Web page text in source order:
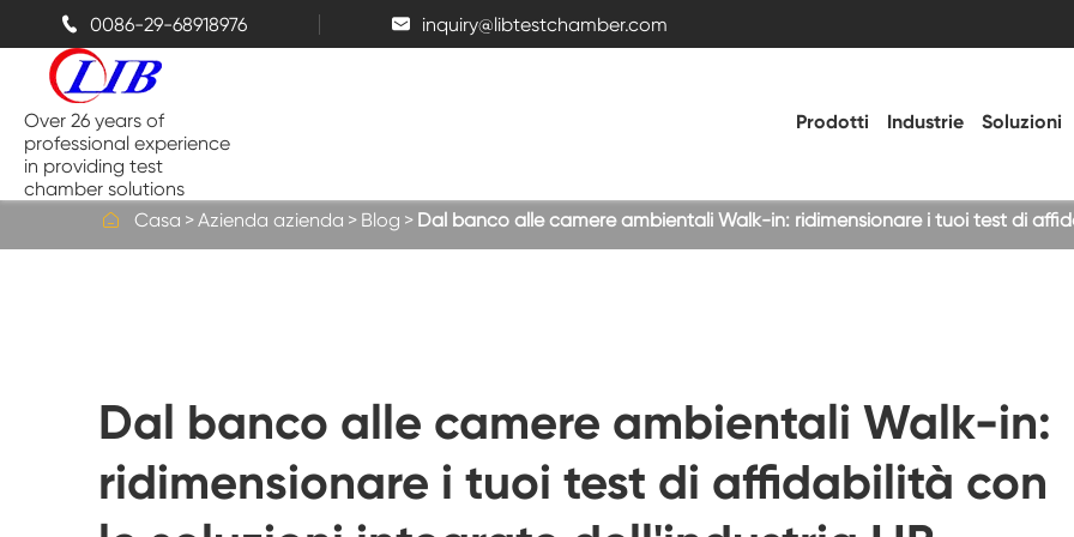
 0086-29-68918976  inquiry@libtestchamber.com
Over 26 years of
professional experience
in providing test
chamber solutions
Prodotti
Camere termiche
Camere a spruzzo di sale
Camera di vibrazione
Camera di prova ad alta bassa temperatura
Industrie Soluzioni
 Casa Azienda azienda Blog Dal banco alle camere ambientali Walk-in: ridimensionare i tuoi test di
Dal banco alle camere ambientali Walk-in:
ridimensionare i tuoi test di affidabilità con